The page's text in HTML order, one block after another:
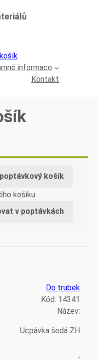
informace
Kontakt
košík
košíku.
v poptávkách
Do trubek
Kód: 14341
Název:
Ucpávka šedá ZH
,